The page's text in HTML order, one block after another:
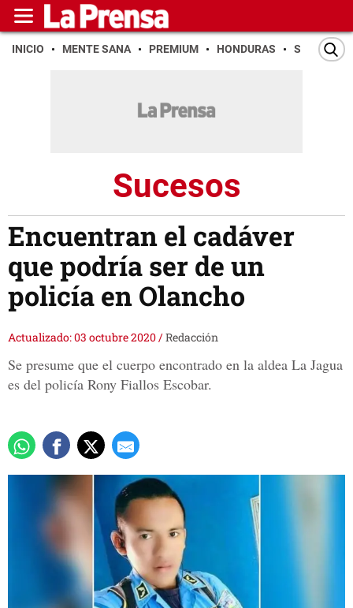
INICIO MENTE SANA PREMIUM HONDURAS SAN PEDRO
Sucesos
Encuentran el cadáver
que podría ser de un
policía en Olancho
Actualizado: 03 octubre 2020/Redacción
Se presume que el cuerpo encontrado en la aldea La Jagua
es del policía Rony Fiallos Escobar.